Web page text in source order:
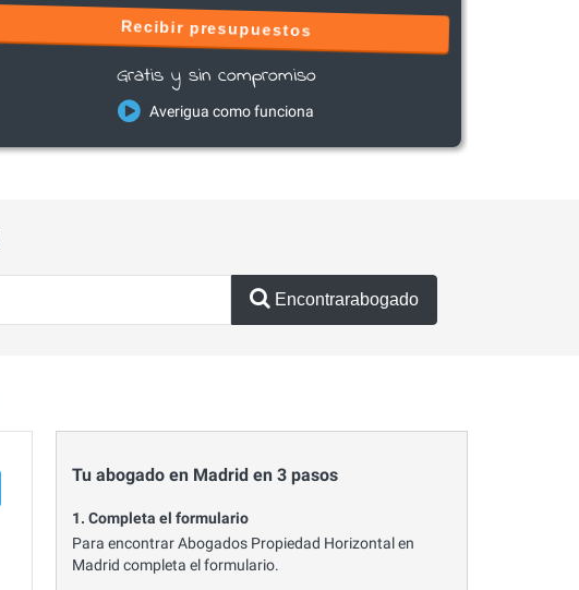
Recibir presupuestos
Gratis y sin compromiso
Averigua como funciona
Encontrarabogado
Tu abogado en Madrid en 3 pasos
1. Completa el formulario
Para encontrar Abogados Propiedad Horizontal en
Madrid completa el formulario.